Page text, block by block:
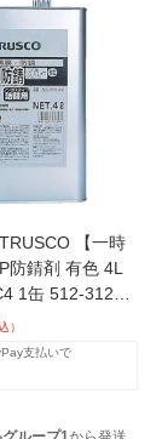
【一時
防錆剤 有色 4L
1缶 512-3127
）
支払いで